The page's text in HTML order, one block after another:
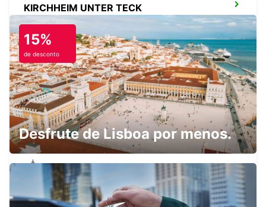
KIRCHHEIM UNTER TECK
KIRCHHEIM UNTER TECK - GERMANY
SCHWÄBISCH HALL
SCHWAEBISCH HALL - GERMANY
ESSLINGEN
ESSLINGEN - GERMANY
15%
de desconto
Desfrute de Lisboa por menos.